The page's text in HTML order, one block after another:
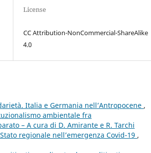
License
CC Attribution-NonCommercial-ShareAlike
4.0
Italia e Germania nell’Antropocene ,
ambientale fra
– A cura di D. Amirante e R. Tarchi
regionale nell’emergenza Covid-19 ,